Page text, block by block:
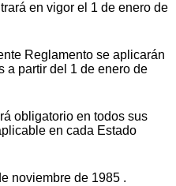
en vigor el 1 de enero de
Reglamento se aplicarán
a partir del 1 de enero de
obligatorio en todos sus
en cada Estado
noviembre de 1985 .